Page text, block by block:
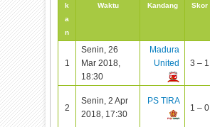
k
a
n
Waktu Kandang Skor
1
Senin, 26
Mar 2018,
18:30
Madura
United
3 – 1
2
Senin, 2 Apr
2018, 17:30
PS TIRA
1 – 0